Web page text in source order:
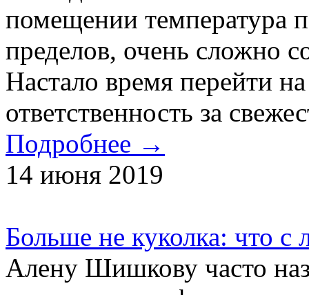
помещении температура
пределов, очень сложно
Настало время перейти
ответственность за
Подробнее →
14 июня 2019
Больше не куколка: что
Алену Шишкову часто